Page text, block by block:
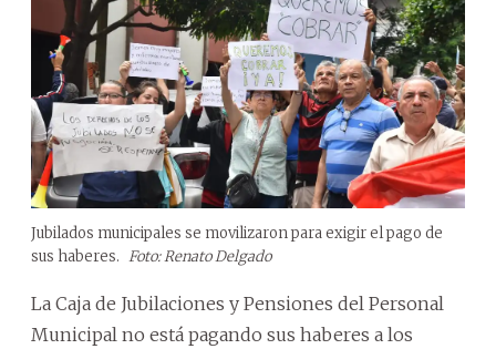
Jubilados municipales se movilizaron para exigir el pago de
sus haberes. Foto: Renato Delgado
La Caja de Jubilaciones y Pensiones del Personal
Municipal no está pagando sus haberes a los